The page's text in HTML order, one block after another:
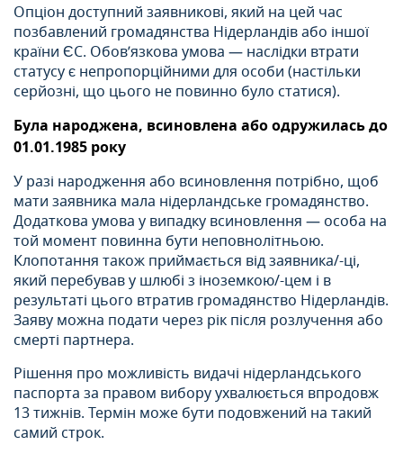
Опціон доступний заявникові, який на цей час
позбавлений громадянства Нідерландів або іншої
країни ЄС. Обов’язкова умова — наслідки втрати
статусу є непропорційними для особи (настільки
серйозні, що цього не повинно було статися).
Була народжена, всиновлена або одружилась до
01.01.1985 року
У разі народження або всиновлення потрібно, щоб
мати заявника мала нідерландське громадянство.
Додаткова умова у випадку всиновлення — особа на
той момент повинна бути неповнолітньою.
Клопотання також приймається від заявника/-ці,
який перебував у шлюбі з іноземкою/-цем і в
результаті цього втратив громадянство Нідерландів.
Заяву можна подати через рік після розлучення або
смерті партнера.
Рішення про можливість видачі нідерландського
паспорта за правом вибору ухвалюється впродовж
13 тижнів. Термін може бути подовжений на такий
самий строк.